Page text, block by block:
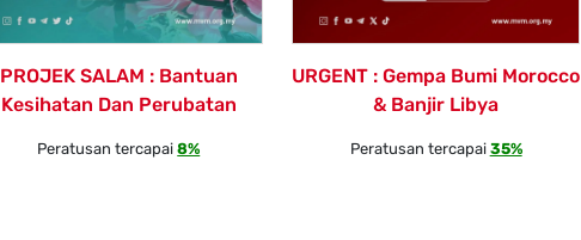
PROJEK SALAM : Bantuan
Kesihatan Dan Perubatan
Peratusan tercapai8%
URGENT : Gempa Bumi Morocco
& Banjir Libya
Peratusan tercapai 35%